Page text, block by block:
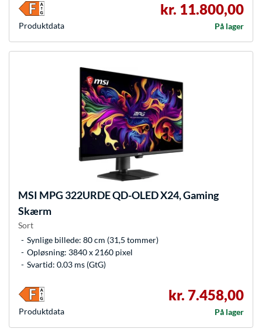
kr. 11.800,00
På lager
Produkt­data
MSI MPG 322URDE QD-OLED X24, Gaming
Skærm
Sort
Synlige billede: 80 cm (31,5 tommer)
Opløsning: 3840 x 2160 pixel
Svartid: 0.03 ms (GtG)
kr. 7.458,00
På lager
Produkt­data